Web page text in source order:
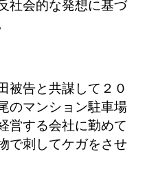
社会的な発想に基づ
被告と共謀して２０
のマンション駐車場
営する会社に勤めて
で刺してケガをさせ